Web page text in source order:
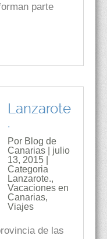
parte
Lanzarote
.
Por Blog de
Canarias | julio
13, 2015 |
Categoria
Lanzarote.,
Vacaciones en
Canarias,
Viajes
de las